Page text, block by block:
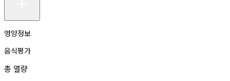
영양정보
음식평가
총 열량